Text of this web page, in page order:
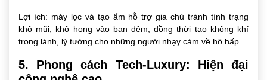
Lợi ích: máy lọc và tạo ẩm hỗ trợ gia chủ tránh tình trạng
khô mũi, khô họng vào ban đêm, đồng thời tạo không khí
trong lành, lý tưởng cho những người nhạy cảm về hô hấp.
5. Phong cách Tech-Luxury: Hiện đại